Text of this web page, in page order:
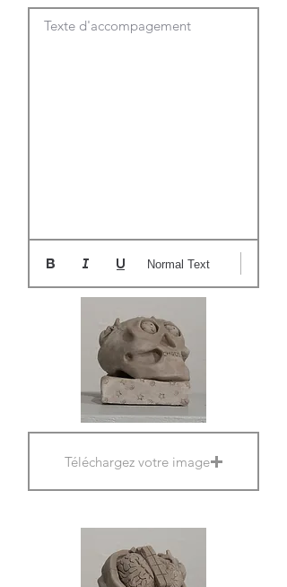
Texte d'accompagement
Normal Text
Téléchargez votre image